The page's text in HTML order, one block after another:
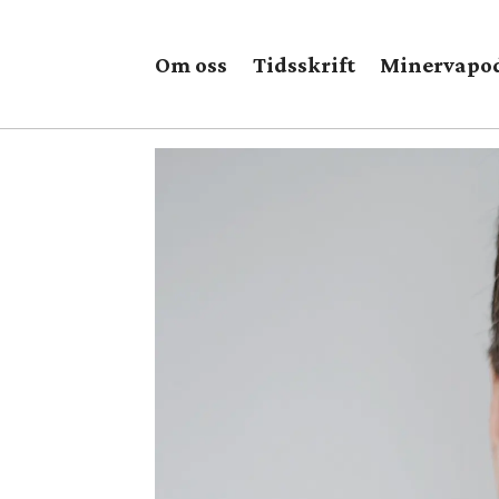
Om oss Tidsskrift